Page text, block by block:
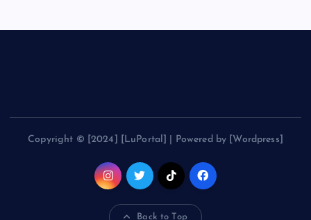
Copyright © [2024] [LuPortal] | Powered by [Wordpress]
Back to Top